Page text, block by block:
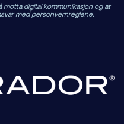
motta digital kommunikasjon og at
med personvernreglene.